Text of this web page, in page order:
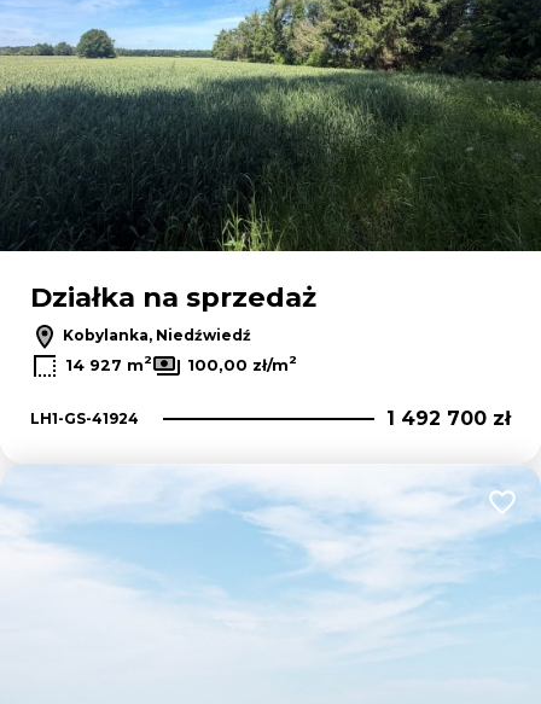
Działka na sprzedaż
Kobylanka, Niedźwiedź
14 927 m2 100,00 zł/m2
LH1-GS-41924 1 492 700 zł